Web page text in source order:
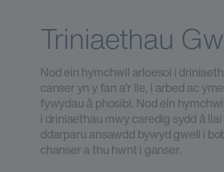
Triniaethau
Nod ein hymchwil arloesol i
canser yn y fan a’r lle, i arbed ac
fywydau â phosibl. Nod ein
i driniaethau mwy caredig sydd â
ddarparu ansawdd bywyd gwell i
chanser a thu hwnt i ganser.